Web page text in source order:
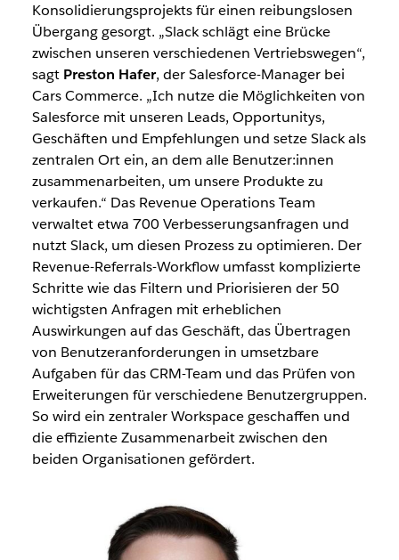
Konsolidierungsprojekts für einen reibungslosen
Übergang gesorgt. „Slack schlägt eine Brücke
zwischen unseren verschiedenen Vertriebswegen“,
sagt Preston Hafer, der Salesforce-Manager bei
Cars Commerce. „Ich nutze die Möglichkeiten von
Salesforce mit unseren Leads, Opportunitys,
Geschäften und Empfehlungen und setze Slack als
zentralen Ort ein, an dem alle Benutzer:innen
zusammenarbeiten, um unsere Produkte zu
verkaufen.“ Das Revenue Operations Team
verwaltet etwa 700 Verbesserungsanfragen und
nutzt Slack, um diesen Prozess zu optimieren. Der
Revenue-Referrals-Workflow umfasst komplizierte
Schritte wie das Filtern und Priorisieren der 50
wichtigsten Anfragen mit erheblichen
Auswirkungen auf das Geschäft, das Übertragen
von Benutzeranforderungen in umsetzbare
Aufgaben für das CRM-Team und das Prüfen von
Erweiterungen für verschiedene Benutzergruppen.
So wird ein zentraler Workspace geschaffen und
die effiziente Zusammenarbeit zwischen den
beiden Organisationen gefördert.